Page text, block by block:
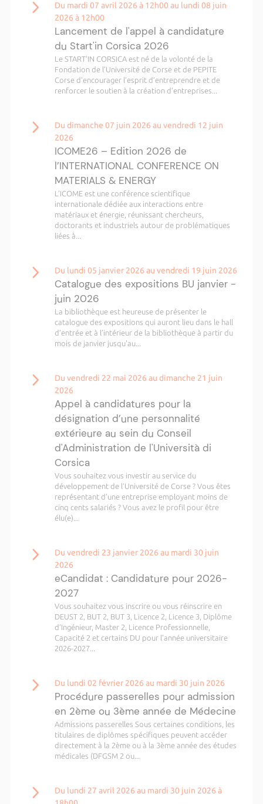
Du mardi 07 avril 2026 à 12h00 au lundi 08 juin
2026 à 12h00
Lancement de l'appel à candidature
du Start'in Corsica 2026
Le START’IN CORSICA est né de la volonté de la
Fondation de l’Université de Corse et de PEPITE
Corse d’encourager l’esprit d’entreprendre et de
renforcer le soutien à la création d’entreprises...
Du dimanche 07 juin 2026 au vendredi 12 juin
2026
ICOME26 – Edition 2026 de
l’INTERNATIONAL CONFERENCE ON
MATERIALS & ENERGY
L’ICOME est une conférence scientifique
internationale dédiée aux interactions entre
matériaux et énergie, réunissant chercheurs,
doctorants et industriels autour de problématiques
liées à...
Du lundi 05 janvier 2026 au vendredi 19 juin 2026
Catalogue des expositions BU janvier -
juin 2026
La bibliothèque est heureuse de présenter le
catalogue des expositions qui auront lieu dans le hall
d’entrée et à l’intérieur de la bibliothèque à partir du
mois de janvier jusqu'au...
Du vendredi 22 mai 2026 au dimanche 21 juin
2026
Appel à candidatures pour la
désignation d’une personnalité
extérieure au sein du Conseil
d'Administration de l'Università di
Corsica
Vous souhaitez vous investir au service du
développement de l’Université de Corse ? Vous êtes
représentant d’une entreprise employant moins de
cinq cents salariés ? Vous avez le profil pour être
élu(e)...
Du vendredi 23 janvier 2026 au mardi 30 juin
2026
eCandidat : Candidature pour 2026-
2027
Vous souhaitez vous inscrire ou vous réinscrire en
DEUST 2, BUT 2, BUT 3, Licence 2, Licence 3, Diplôme
d’Ingénieur, Master 2, Licence Professionnelle,
Capacité 2 et certains DU pour l'année universitaire
2026-2027...
Du lundi 02 février 2026 au mardi 30 juin 2026
Procédure passerelles pour admission
en 2ème ou 3ème année de Médecine
Admissions passerelles Sous certaines conditions, les
titulaires de diplômes spécifiques peuvent accéder
directement à la 2ème ou à la 3ème année des études
médicales (DFGSM 2 ou...
Du lundi 27 avril 2026 au mardi 30 juin 2026 à